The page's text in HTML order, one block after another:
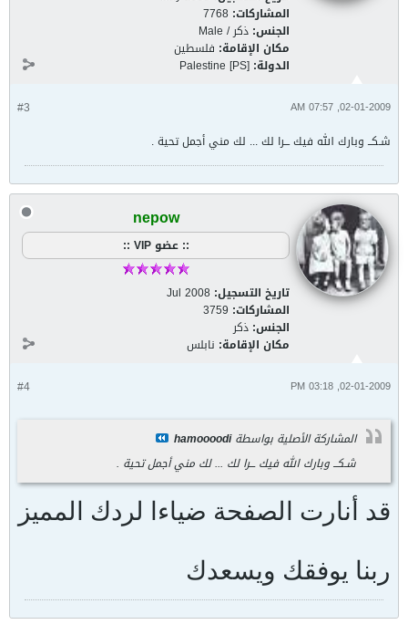
المشاركات: 7768
الجنس: ذكر / Male
مكان الإقامة: فلسطين
الدولة: Palestine [PS]
#3 02-01-2009, 07:57 AM
شـكــ وبارك الله فيك ـــرا لك ... لك مني أجمل تحية .
nepow
:: عضو VIP ::
تاريخ التسجيل: Jul 2008
المشاركات: 3759
الجنس: ذكر
مكان الإقامة: نابلس
#4 02-01-2009, 03:18 PM
المشاركة الأصلية بواسطةhamoooodi
شـكــ وبارك الله فيك ـــرا لك ... لك مني أجمل تحية .
قد أنارت الصفحة ضياءا لردك المميز
ربنا يوفقك ويسعدك